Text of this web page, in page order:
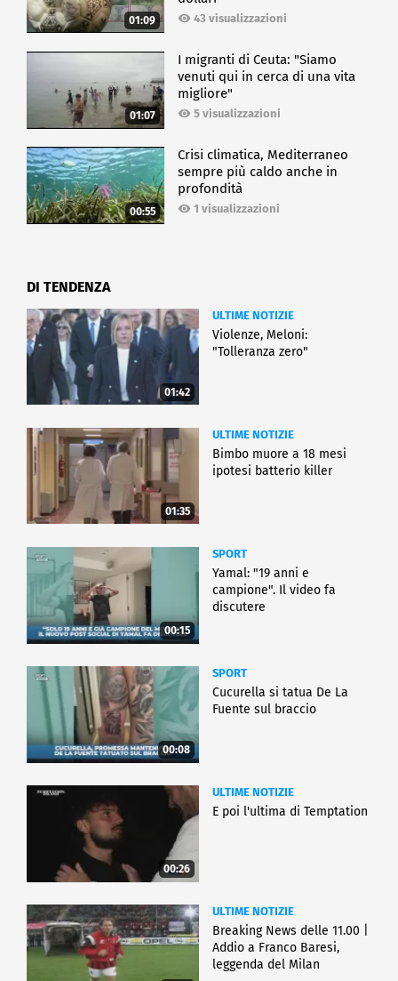
01:09 43 visualizzazioni
01:07
I migranti di Ceuta: "Siamo
venuti qui in cerca di una vita
migliore"
5 visualizzazioni
00:55
Crisi climatica, Mediterraneo
sempre più caldo anche in
profondità
1 visualizzazioni
DI TENDENZA
01:42
ULTIME NOTIZIE
Violenze, Meloni:
"Tolleranza zero"
01:35
ULTIME NOTIZIE
Bimbo muore a 18 mesi
ipotesi batterio killer
00:15
SPORT
Yamal: "19 anni e
campione". Il video fa
discutere
00:08
SPORT
Cucurella si tatua De La
Fuente sul braccio
00:26
ULTIME NOTIZIE
E poi l'ultima di Temptation
ULTIME NOTIZIE
Breaking News delle 11.00 |
Addio a Franco Baresi,
leggenda del Milan